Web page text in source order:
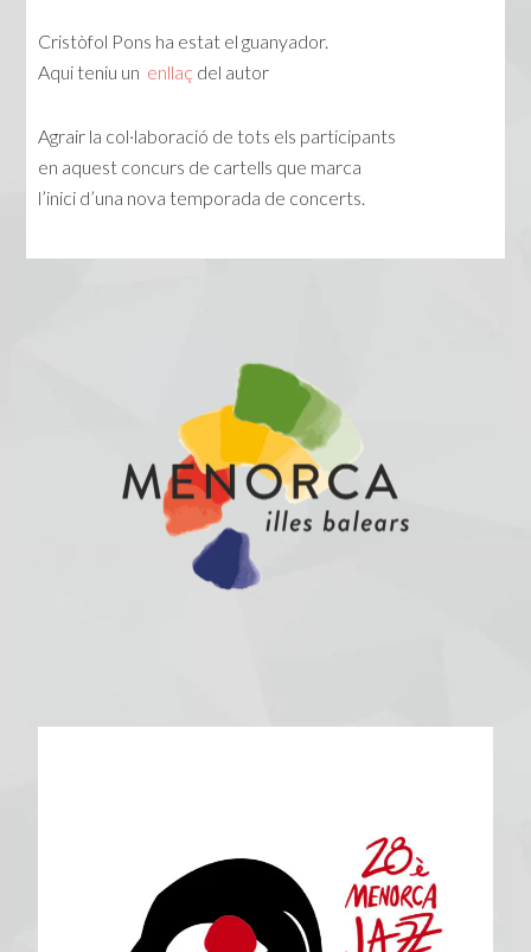
Cristòfol Pons ha estat el guanyador.
Aqui teniu un enllaç del autor
Agrair la col·laboració de tots els participants
en aquest concurs de cartells que marca
l’inici d’una nova temporada de concerts.